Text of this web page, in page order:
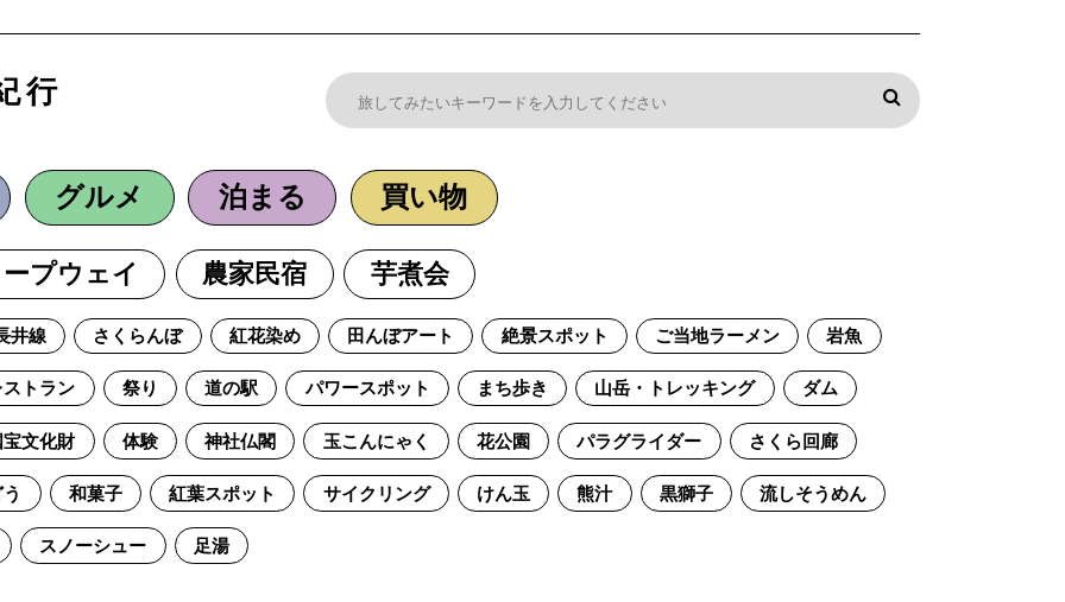
行
グルメ 泊まる 買い物
プウェイ 農家民宿 芋煮会
井線 さくらんぼ 紅花染め 田んぼアート 絶景スポット ご当地ラーメン 岩魚
ストラン 祭り 道の駅 パワースポット まち歩き 山岳・トレッキング ダム
宝文化財 体験 神社仏閣 玉こんにゃく 花公園 パラグライダー さくら回廊
和菓子 紅葉スポット サイクリング けん玉 熊汁 黒獅子 流しそうめん
スノーシュー 足湯